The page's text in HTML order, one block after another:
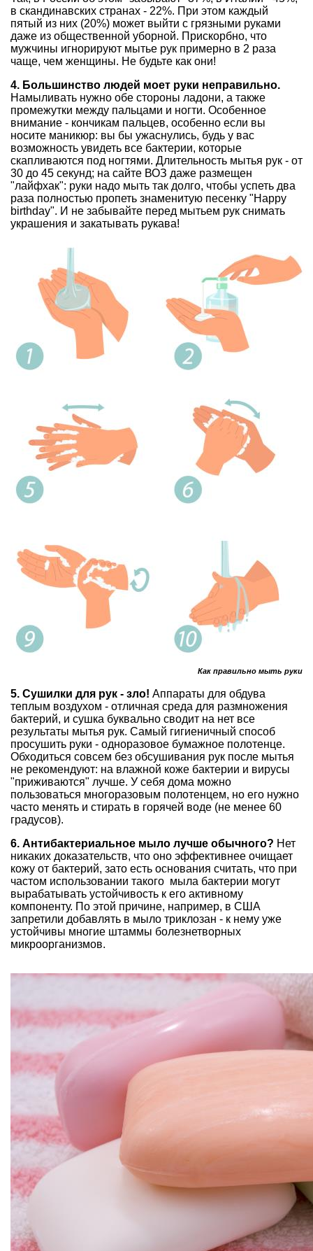
в скандинавских странах - 22%. При этом каждый
пятый из них (20%) может выйти с грязными руками
даже из общественной уборной. Прискорбно, что
мужчины игнорируют мытье рук примерно в 2 раза
чаще, чем женщины. Не будьте как они!
4. Большинство людей моет руки неправильно.
Намыливать нужно обе стороны ладони, а также
промежутки между пальцами и ногти. Особенное
внимание - кончикам пальцев, особенно если вы
носите маникюр: вы бы ужаснулись, будь у вас
возможность увидеть все бактерии, которые
скапливаются под ногтями. Длительность мытья рук - от
30 до 45 секунд; на сайте ВОЗ даже размещен
"лайфхак": руки надо мыть так долго, чтобы успеть два
раза полностью пропеть знаменитую песенку "Happy
birthday". И не забывайте перед мытьем рук снимать
украшения и закатывать рукава!
Как правильно мыть руки
5. Сушилки для рук - зло! Аппараты для обдува
теплым воздухом - отличная среда для размножения
бактерий, и сушка буквально сводит на нет все
результаты мытья рук. Самый гигиеничный способ
просушить руки - одноразовое бумажное полотенце.
Обходиться совсем без обсушивания рук после мытья
не рекомендуют: на влажной коже бактерии и вирусы
"приживаются" лучше. У себя дома можно
пользоваться многоразовым полотенцем, но его нужно
часто менять и стирать в горячей воде (не менее 60
градусов).
6. Антибактериальное мыло лучше обычного? Нет
никаких доказательств, что оно эффективнее очищает
кожу от бактерий, зато есть основания считать, что при
частом использовании такого мыла бактерии могут
вырабатывать устойчивость к его активному
компоненту. По этой причине, например, в США
запретили добавлять в мыло триклозан - к нему уже
устойчивы многие штаммы болезнетворных
микроорганизмов.